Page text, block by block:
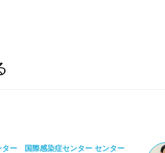
ター 国際感染症センター センター